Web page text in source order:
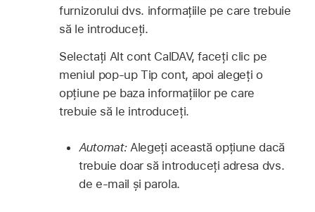
furnizorului dvs. informațiile pe care trebuie
să le introduceți.
Selectați Alt cont CalDAV, faceți clic pe
meniul pop-up Tip cont, apoi alegeți o
opțiune pe baza informațiilor pe care
trebuie să le introduceți.
Automat:Alegeți această opțiune dacă
trebuie doar să introduceți adresa dvs.
de e-mail și parola.